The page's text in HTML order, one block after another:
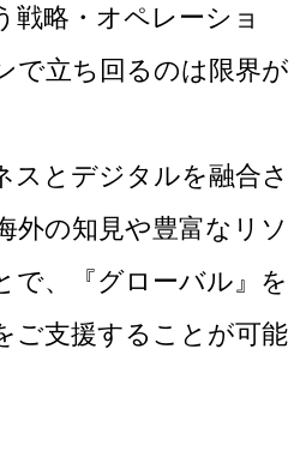
戦略・オペレーショ
で立ち回るのは限界が
とデジタルを融合さ
外の知見や豊富なリソ
で、『グローバル』を
ご支援することが可能